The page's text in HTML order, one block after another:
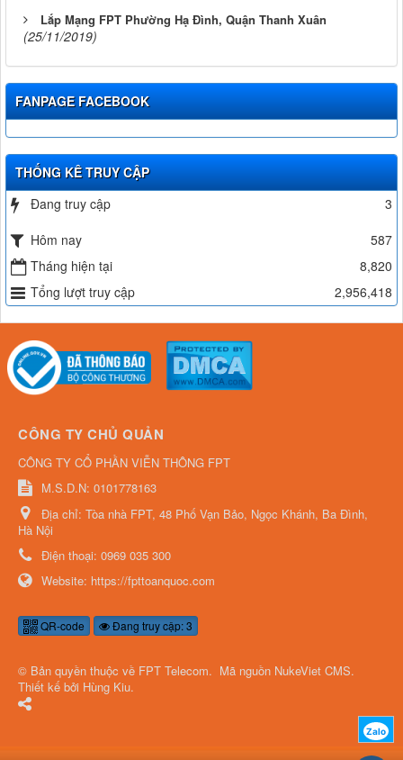
Lắp Mạng FPT Phường Hạ Đình, Quận Thanh Xuân
(25/11/2019)
FANPAGE FACEBOOK
THỐNG KÊ TRUY CẬP
Đang truy cập
3
Hôm nay
587
Tháng hiện tại
8,820
Tổng lượt truy cập
2,956,418
Zalo
CÔNG TY CHỦ QUẢN
CÔNG TY CỔ PHẦN VIỄN THÔNG FPT
M.S.D.N: 0101778163
Địa chỉ: Tòa nhà FPT, 48 Phố Vạn Bảo, Ngọc Khánh, Ba Đình,
Hà Nội
Điện thoại: 0969 035 300
Website: https://fpttoanquoc.com
QR-code Đang truy cập: 3
© Bản quyền thuộc về FPT Telecom. Mã nguồn NukeViet CMS.
Thiết kế bởi Hùng Kiu.